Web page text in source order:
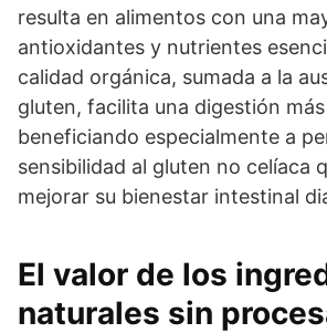
resulta en alimentos con una
antioxidantes y nutrientes
calidad orgánica, sumada a la
gluten, facilita una digestión
beneficiando especialmente a
sensibilidad al gluten no celíaca
mejorar su bienestar intestinal
El valor de los
naturales sin